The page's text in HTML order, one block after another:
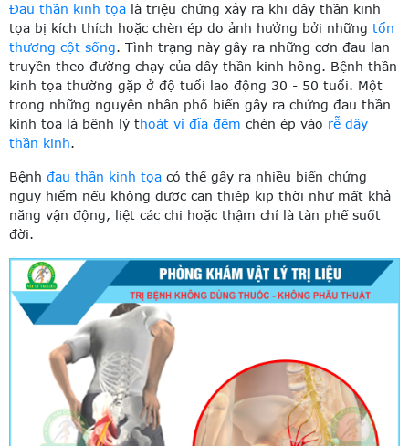
Đau thần kinh tọa là triệu chứng xảy ra khi dây thần kinh
tọa bị kích thích hoặc chèn ép do ảnh hưởng bởi những tổn
thương cột sống. Tình trạng này gây ra những cơn đau lan
truyền theo đường chạy của dây thần kinh hông. Bệnh thần
kinh tọa thường gặp ở độ tuổi lao động 30 - 50 tuổi. Một
trong những nguyên nhân phổ biến gây ra chứng đau thần
kinh tọa là bệnh lý thoát vị đĩa đệm chèn ép vào rễ dây
thần kinh.
Bệnh đau thần kinh tọa có thể gây ra nhiều biến chứng
nguy hiểm nếu không được can thiệp kịp thời như mất khả
năng vận động, liệt các chi hoặc thậm chí là tàn phế suốt
đời.